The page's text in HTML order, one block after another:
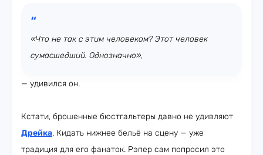
«Что не так с этим человеком? Этот человек
сумасшедший. Однозначно»,
— удивился он.
Кстати, брошенные бюстгальтеры давно не удивляют
Дрейка. Кидать нижнее бельё на сцену — уже
традиция для его фанаток. Рэпер сам попросил это